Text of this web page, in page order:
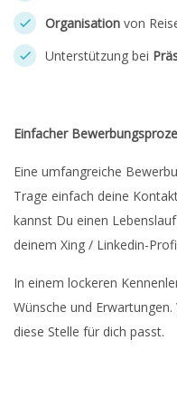
Organisation von
Unterstützung bei
Einfacher
Eine umfangreiche
Trage einfach deine
kannst Du einen
deinem Xing / Linkedin-
In einem lockeren
Wünsche und
diese Stelle für dich passt.